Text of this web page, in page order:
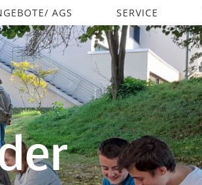
AGS SERVICE